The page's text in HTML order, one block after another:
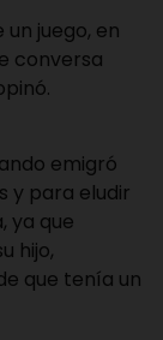
juego, en
conversa
emigró
y para eludir
ya que
hijo,
que tenía un